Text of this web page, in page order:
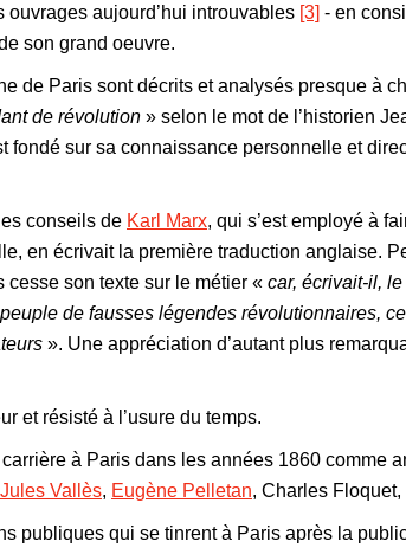
ouvrages aujourd’hui introuvables [3] - en
son grand oeuvre.
de Paris sont décrits et analysés presque à
de révolution » selon le mot de l’historien
fondé sur sa connaissance personnelle et
conseils de Karl Marx, qui s’est employé à
en écrivait la première traduction anglaise.
cesse son texte sur le métier « car, écrivait-il,
de fausses légendes révolutionnaires,
». Une appréciation d’autant plus
et résisté à l’usure du temps.
à Paris dans les années 1860 comme
Jules Vallès, Eugène Pelletan, Charles Floquet,
publiques qui se tinrent à Paris après la